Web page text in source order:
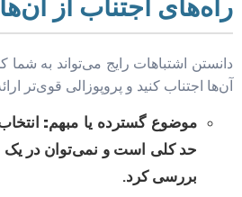
راه‌های اجتناب از آن‌ها
دانستن اشتباهات رایج می‌تواند به شما
آن‌ها اجتناب کنید و پروپوزالی قوی‌تر
موضوع گسترده یا مبهم:
حد کلی است و نمی‌توان در
بررسی کرد.